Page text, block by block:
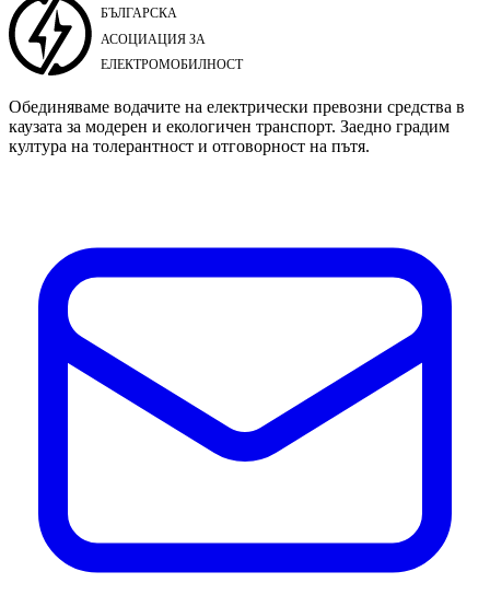
Обединяваме водачите на електрически превозни средства в
каузата за модерен и екологичен транспорт. Заедно градим
култура на толерантност и отговорност на пътя.